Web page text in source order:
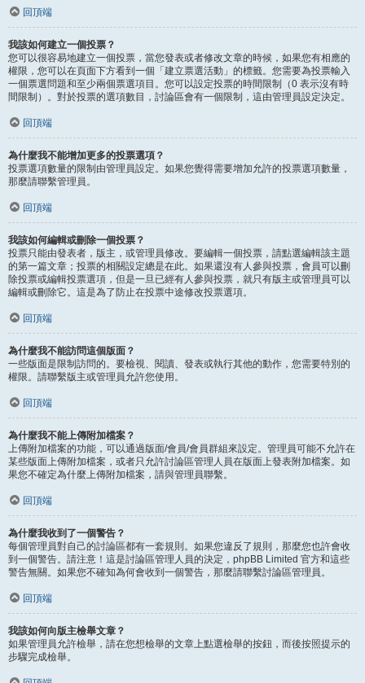
回頂端
我該如何建立一個投票？
您可以很容易地建立一個投票，當您發表或者修改文章的時候，如果您有相應的
權限，您可以在頁面下方看到一個「建立票選活動」的標籤。您需要為投票輸入
一個票選問題和至少兩個票選項目。您可以設定投票的時間限制（0 表示沒有時
間限制）。對於投票的選項數目，討論區會有一個限制，這由管理員設定決定。
回頂端
為什麼我不能增加更多的投票選項？
投票選項數量的限制由管理員設定。如果您覺得需要增加允許的投票選項數量，
那麼請聯繫管理員。
回頂端
我該如何編輯或刪除一個投票？
投票只能由發表者，版主，或管理員修改。要編輯一個投票，請點選編輯該主題
的第一篇文章；投票的相關設定總是在此。如果還沒有人參與投票，會員可以刪
除投票或編輯投票選項，但是一旦已經有人參與投票，就只有版主或管理員可以
編輯或刪除它。這是為了防止在投票中途修改投票選項。
回頂端
為什麼我不能訪問這個版面？
一些版面是限制訪問的。要檢視、閱讀、發表或執行其他的動作，您需要特別的
權限。請聯繫版主或管理員允許您使用。
回頂端
為什麼我不能上傳附加檔案？
上傳附加檔案的功能，可以通過版面/會員/會員群組來設定。管理員可能不允許在
某些版面上傳附加檔案，或者只允許討論區管理人員在版面上發表附加檔案。如
果您不確定為什麼上傳附加檔案，請與管理員聯繫。
回頂端
為什麼我收到了一個警告？
每個管理員對自己的討論區都有一套規則。如果您違反了規則，那麼您也許會收
到一個警告。請注意！這是討論區管理人員的決定，phpBB Limited 官方和這些
警告無關。如果您不確知為何會收到一個警告，那麼請聯繫討論區管理員。
回頂端
我該如何向版主檢舉文章？
如果管理員允許檢舉，請在您想檢舉的文章上點選檢舉的按鈕，而後按照提示的
步驟完成檢舉。